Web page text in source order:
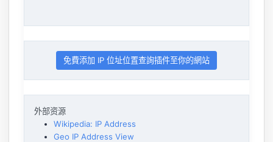
免費添加 IP 位址位置查詢插件至你的網站
外部资源
Wikipedia: IP Address
Geo IP Address View